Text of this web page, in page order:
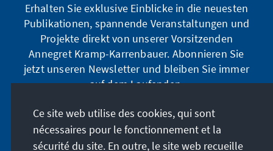
Erhalten Sie exklusive Einblicke in die neuesten
Publikationen, spannende Veranstaltungen und
Projekte direkt von unserer Vorsitzenden
Annegret Kramp-Karrenbauer. Abonnieren Sie
jetzt unseren Newsletter und bleiben Sie immer
auf dem Laufenden.
Jetzt abonnieren
Ce site web utilise des cookies, qui sont
nécessaires pour le fonctionnement et la
sécurité du site. En outre, le site web recueille